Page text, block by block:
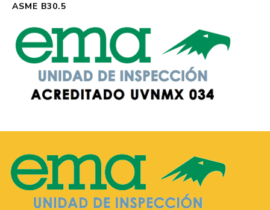
ASME B30.5